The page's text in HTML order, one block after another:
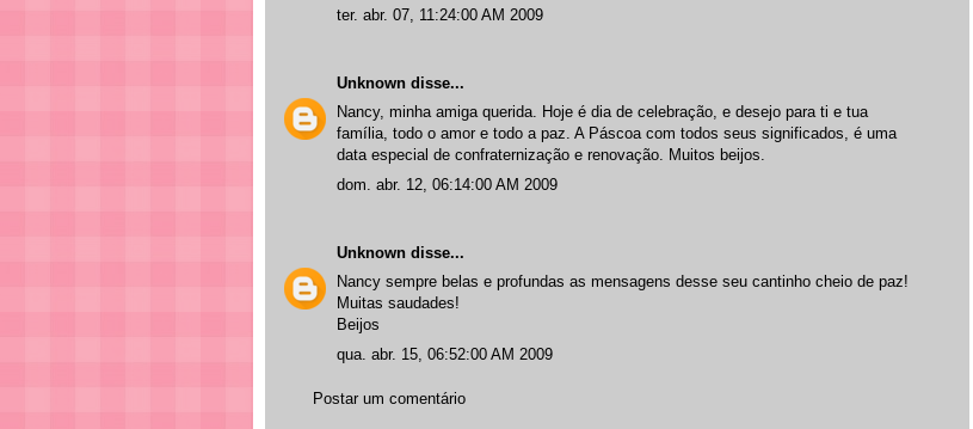
ter. abr. 07, 11:24:00 AM 2009
Unknown disse...
Nancy, minha amiga querida. Hoje é dia de celebração, e desejo para ti e tua
família, todo o amor e todo a paz. A Páscoa com todos seus significados, é uma
data especial de confraternização e renovação. Muitos beijos.
dom. abr. 12, 06:14:00 AM 2009
Unknown disse...
Nancy sempre belas e profundas as mensagens desse seu cantinho cheio de paz!
Muitas saudades!
Beijos
qua. abr. 15, 06:52:00 AM 2009
Postar um comentário